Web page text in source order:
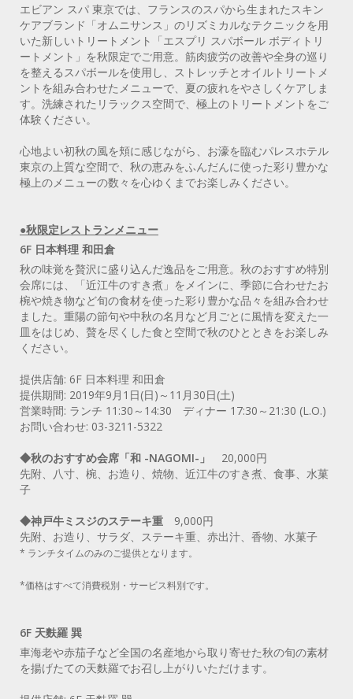
エビアン スパ 東京では、フランスのスパから生まれたスキン
ケアブランド「オムニサンス」のリズミカルなテクニックを用
いた新しいトリートメント「エスプリ スパボール ボディトリ
ートメント」を秋限定でご用意。筋肉疲労の改善や全身の巡り
を整えるスパボールを使用し、ストレッチとオイルトリートメ
ントを組み合わせたメニューで、夏の疲れをやさしくケアしま
す。洗練されたリラックス空間で、極上のトリートメントをご
体験ください。
心地よい初秋の風を頬に感じながら、お濠を臨むパレスホテル
東京の上質な空間で、秋の恵みをふんだんに使った彩り豊かな
極上のメニューの数々を心ゆくまでお楽しみください。
●秋限定レストランメニュー
6F 日本料理 和田倉
秋の味覚を贅沢に盛り込んだ逸品をご用意。秋のおすすめ特別
会席には、「近江牛のすき煮」をメインに、季節に合わせたお
椀や焼き物など旬の食材を使った彩り豊かな品々を組み合わせ
ました。重陽の節句や中秋の名月など月ごとに風情を変えた一
皿をはじめ、贅を尽くした食と空間で秋のひとときをお楽しみ
ください。
提供店舗: 6F 日本料理 和田倉
提供期間: 2019年9月1日(日)～11月30日(土)
営業時間: ランチ 11:30～14:30 ディナー 17:30～21:30 (L.O.)
お問い合わせ: 03-3211-5322
◆秋のおすすめ会席「和 -NAGOMI-」
20,000円
先附、八寸、椀、お造り、焼物、近江牛のすき煮、食事、水菓
子
◆神戸牛ミスジのステーキ重 9,000円
先附、お造り、サラダ、ステーキ重、赤出汁、香物、水菓子
* ランチタイムのみのご提供となります。
*価格はすべて消費税別・サービス料別です。
6F 天麩羅 巽
車海老や赤茄子など全国の名産地から取り寄せた秋の旬の素材
を揚げたての天麩羅でお召し上がりいただけます。